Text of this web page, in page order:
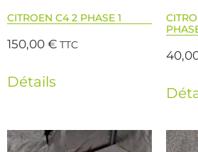
CITROEN C4 2 PHASE 1
150,00€ TTC
Détails